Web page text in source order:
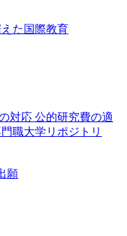
た国際教育
対応 公的研究費の適
職大学リポジトリ
願